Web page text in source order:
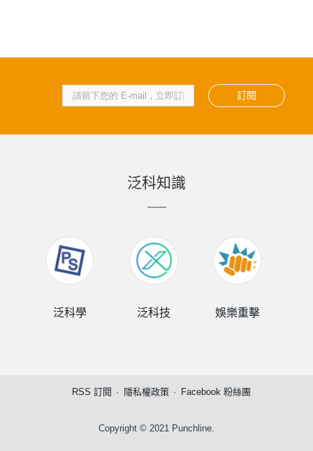
訂閱
泛科知識
泛科學 泛科技 娛樂重擊
RSS 訂閱 隱私權政策 Facebook 粉絲團
Copyright © 2021 Punchline.